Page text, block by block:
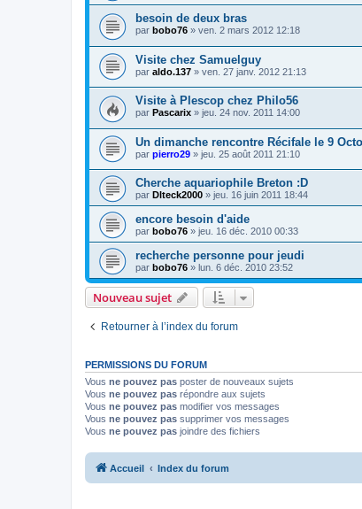
besoin de deux bras
par bobo76 » ven. 2 mars 2012 12:18
Visite chez Samuelguy
par aldo.137 » ven. 27 janv. 2012 21:13
Visite à Plescop chez Philo56
par Pascarix » jeu. 24 nov. 2011 14:00
Un dimanche rencontre Récifale le 9
par pierro29 » jeu. 25 août 2011 21:10
Cherche aquariophile Breton :D
par Dlteck2000 » jeu. 16 juin 2011 18:44
encore besoin d'aide
par bobo76 » jeu. 16 déc. 2010 00:33
recherche personne pour jeudi
par bobo76 » lun. 6 déc. 2010 23:52
Nouveau sujet
Retourner à l’index du forum
PERMISSIONS DU FORUM
Vous ne pouvez pas poster de nouveaux sujets
Vous ne pouvez pas répondre aux sujets
Vous ne pouvez pas modifier vos messages
Vous ne pouvez pas supprimer vos messages
Vous ne pouvez pas joindre des fichiers
Accueil Index du forum